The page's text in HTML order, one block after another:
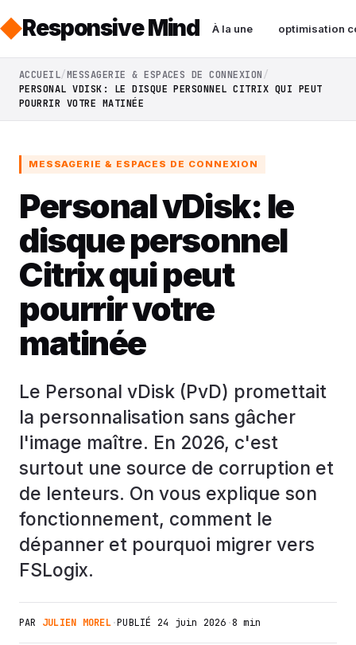
Responsive Mind À la une optimisation
ACCUEIL MESSAGERIE & ESPACES DE CONNEXION
PERSONAL VDISK: LE DISQUE PERSONNEL CITRIX QUI PEUT
POURRIR VOTRE MATINÉE
MESSAGERIE & ESPACES DE CONNEXION
Personal vDisk: le
disque personnel
Citrix qui peut
pourrir votre
matinée
Le Personal vDisk (PvD) promettait
la personnalisation sans gâcher
l'image maître. En 2026, c'est
surtout une source de corruption et
de lenteurs. On vous explique son
fonctionnement, comment le
dépanner et pourquoi migrer vers
FSLogix.
PAR JULIEN MOREL·PUBLIÉ 24 juin 2026 ·8 min